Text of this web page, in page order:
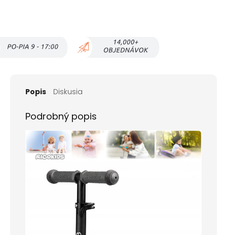
Popis Diskusia
Podrobný popis